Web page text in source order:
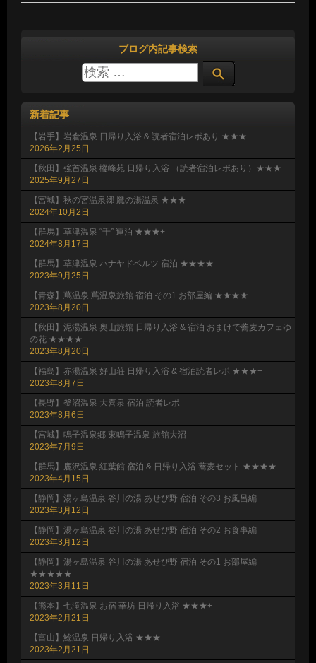
ブログ内記事検索
新着記事
【岩手】岩倉温泉 日帰り入浴 & 読者宿泊レポあり ★★★
2026年2月25日
【秋田】強首温泉 樅峰苑 日帰り入浴 （読者宿泊レポあり）★★★+
2025年9月27日
【宮城】秋の宮温泉郷 鷹の湯温泉 ★★★
2024年10月2日
【群馬】草津温泉 “千” 連泊 ★★★+
2024年8月17日
【群馬】草津温泉 ハナヤドベルツ 宿泊 ★★★★
2023年9月25日
【青森】蔦温泉 蔦温泉旅館 宿泊 その1 お部屋編 ★★★★
2023年8月20日
【秋田】泥湯温泉 奥山旅館 日帰り入浴 & 宿泊 おまけで蕎麦カフェゆ
の花 ★★★★
2023年8月20日
【福島】赤湯温泉 好山荘 日帰り入浴 & 宿泊読者レポ ★★★+
2023年8月7日
【長野】釜沼温泉 大喜泉 宿泊 読者レポ
2023年8月6日
【宮城】鳴子温泉郷 東鳴子温泉 旅館大沼
2023年7月9日
【群馬】鹿沢温泉 紅葉館 宿泊 & 日帰り入浴 蕎麦セット ★★★★
2023年4月15日
【静岡】湯ヶ島温泉 谷川の湯 あせび野 宿泊 その3 お風呂編
2023年3月12日
【静岡】湯ヶ島温泉 谷川の湯 あせび野 宿泊 その2 お食事編
2023年3月12日
【静岡】湯ヶ島温泉 谷川の湯 あせび野 宿泊 その1 お部屋編
★★★★★
2023年3月11日
【熊本】七滝温泉 お宿 華坊 日帰り入浴 ★★★+
2023年2月21日
【富山】鯰温泉 日帰り入浴 ★★★
2023年2月21日